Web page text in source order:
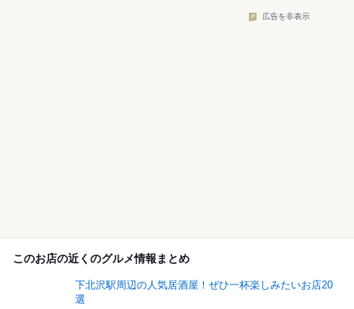
広告を非表示
このお店の近くのグルメ情報まとめ
下北沢駅周辺の人気居酒屋！ぜひ一杯楽しみたいお店20
選